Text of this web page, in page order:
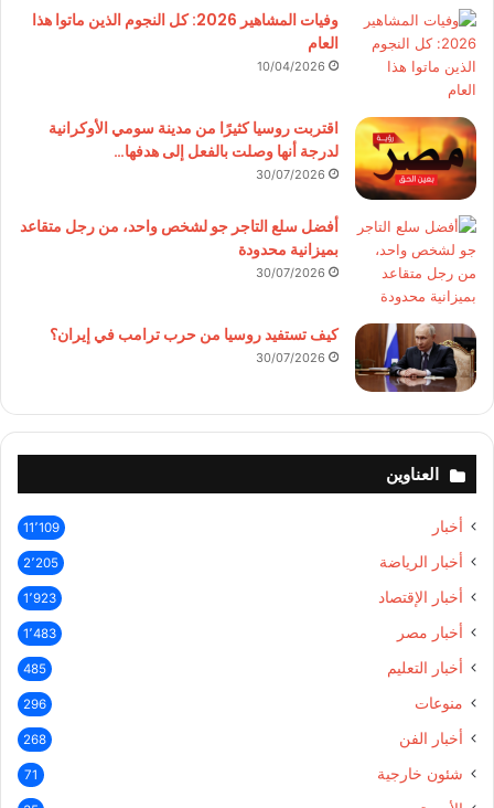
وفيات المشاهير 2026: كل النجوم الذين ماتوا هذا
العام
10/04/2026
اقتربت روسيا كثيرًا من مدينة سومي الأوكرانية
لدرجة أنها وصلت بالفعل إلى هدفها…
30/07/2026
أفضل سلع التاجر جو لشخص واحد، من رجل متقاعد
بميزانية محدودة
30/07/2026
كيف تستفيد روسيا من حرب ترامب في إيران؟
30/07/2026
العناوين
أخبار 11٬109
أخبار الرياضة 2٬205
أخبار الإقتصاد 1٬923
أخبار مصر 1٬483
أخبار التعليم 485
منوعات 296
أخبار الفن 268
شئون خارجية 71